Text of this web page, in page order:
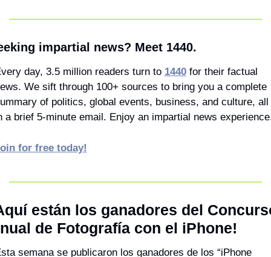
impartial news? Meet 1440.
day, 3.5 million readers turn to 1440 for their factual
We sift through 100+ sources to bring you a complete
of politics, global events, business, and culture, all
a brief 5-minute email. Enjoy an impartial news
for free today!
están los ganadores del
de Fotografía con el iPhone!
semana se publicaron los ganadores de los “iPhone